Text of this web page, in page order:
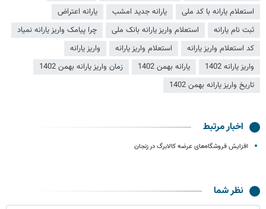
استعلام یارانه با کد ملی
یارانه جدید امشب
یارانه اعتراض
ثبت نام یارانه
استعلام واریز یارانه بانک ملی
چرا پیامک واریز یارانه نمیاد
کد استعلام واریز یارانه
استعلام واریز یارانه
واریز یارانه
واریز یارانه 1402
یارانه بهمن 1402
زمان واریز یارانه بهمن 1402
تاریخ واریز یارانه بهمن 1402
اخبار مرتبط
افزایش فروشگاه‌های عرضه کالابرگ در زنجان
نظر شما